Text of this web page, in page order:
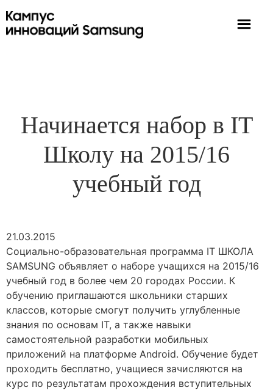
Начинается набор в IT
Школу на 2015/16
учебный год
21.03.2015
Социально-образовательная программа IT ШКОЛА
SAMSUNG объявляет о наборе учащихся на 2015/16
учебный год в более чем 20 городах России. К
обучению приглашаются школьники старших
классов, которые смогут получить углубленные
знания по основам IT, а также навыки
самостоятельной разработки мобильных
приложений на платформе Android. Обучение будет
проходить бесплатно, учащиеся зачисляются на
курс по результатам прохождения вступительных